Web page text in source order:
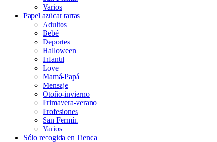
Varios
Papel azúcar tartas
Adultos
Bebé
Deportes
Halloween
Infantil
Love
Mamá-Papá
Mensaje
Otoño-invierno
Primavera-verano
Profesiones
San Fermín
Varios
Sólo recogida en Tienda